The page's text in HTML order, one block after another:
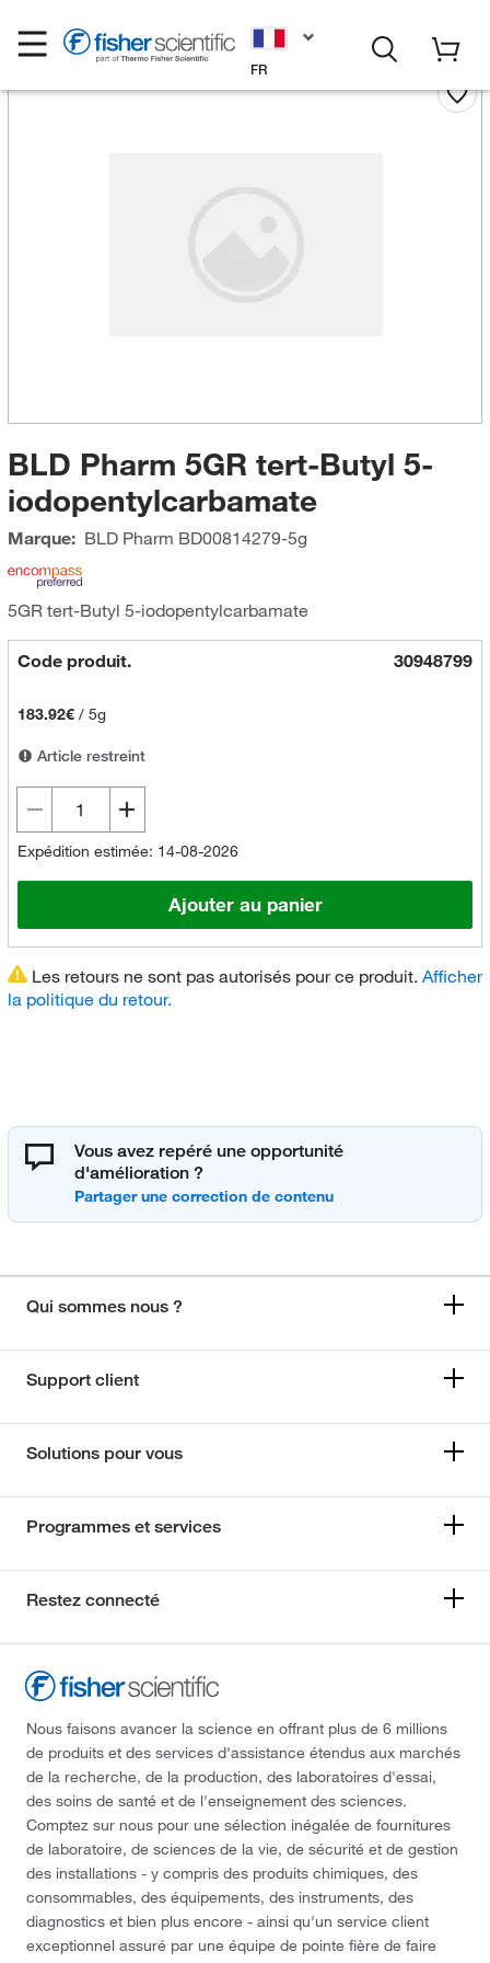
FR
BLD Pharm 5GR tert-Butyl 5-
iodopentylcarbamate
Marque: BLD Pharm BD00814279-5g
5GR tert-Butyl 5-iodopentylcarbamate
Code produit. 30948799
183.92€/ 5g
Article restreint
Expédition estimée: 14-08-2026
Ajouter au panier
Les retours ne sont pas autorisés pour ce produit. Afficher
la politique du retour.
Vous avez repéré une opportunité
d'amélioration ?
Qui sommes nous ?
Support client
Solutions pour vous
Programmes et services
Restez connecté
Nous faisons avancer la science en offrant plus de 6 millions
de produits et des services d'assistance étendus aux marchés
de la recherche, de la production, des laboratoires d'essai,
des soins de santé et de l'enseignement des sciences.
Comptez sur nous pour une sélection inégalée de fournitures
de laboratoire, de sciences de la vie, de sécurité et de gestion
des installations - y compris des produits chimiques, des
consommables, des équipements, des instruments, des
diagnostics et bien plus encore - ainsi qu'un service client
exceptionnel assuré par une équipe de pointe fière de faire